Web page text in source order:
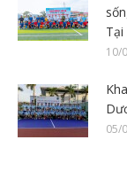
Tại
10/
05/